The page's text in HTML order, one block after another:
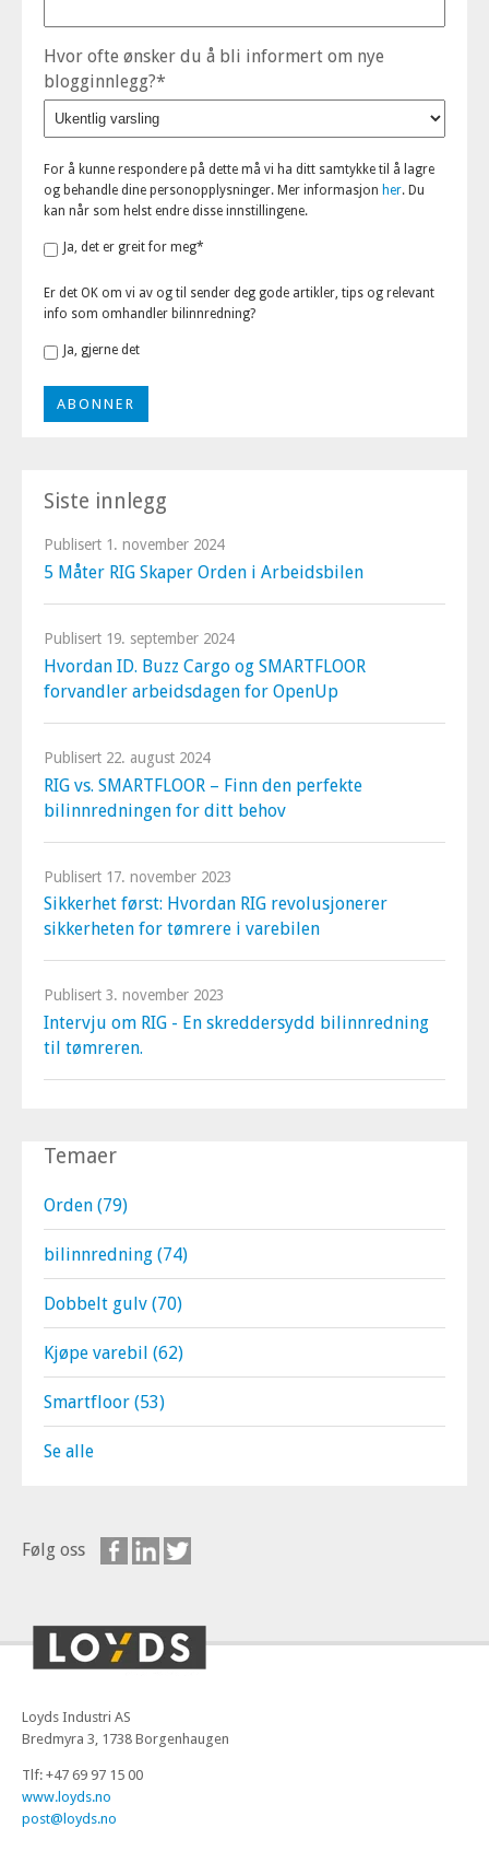
Hvor ofte ønsker du å bli informert om nye
blogginnlegg?*
For å kunne respondere på dette må vi ha ditt samtykke til å lagre
og behandle dine personopplysninger. Mer informasjon her. Du
kan når som helst endre disse innstillingene.
Ja, det er greit for meg*
Er det OK om vi av og til sender deg gode artikler, tips og relevant
info som omhandler bilinnredning?
Ja, gjerne det
Siste innlegg
5 Måter RIG Skaper Orden i Arbeidsbilen
Publisert 1. november 2024
Hvordan ID. Buzz Cargo og SMARTFLOOR
forvandler arbeidsdagen for OpenUp
Publisert 19. september 2024
RIG vs. SMARTFLOOR – Finn den perfekte
bilinnredningen for ditt behov
Publisert 22. august 2024
Sikkerhet først: Hvordan RIG revolusjonerer
sikkerheten for tømrere i varebilen
Publisert 17. november 2023
Intervju om RIG - En skreddersydd bilinnredning
til tømreren.
Publisert 3. november 2023
Temaer
Orden (79)
bilinnredning (74)
Dobbelt gulv (70)
Kjøpe varebil (62)
Smartfloor (53)
Se alle
Følg oss
Loyds Industri AS
Bredmyra 3, 1738 Borgenhaugen
Tlf: +47 69 97 15 00
www.loyds.no
post@loyds.no